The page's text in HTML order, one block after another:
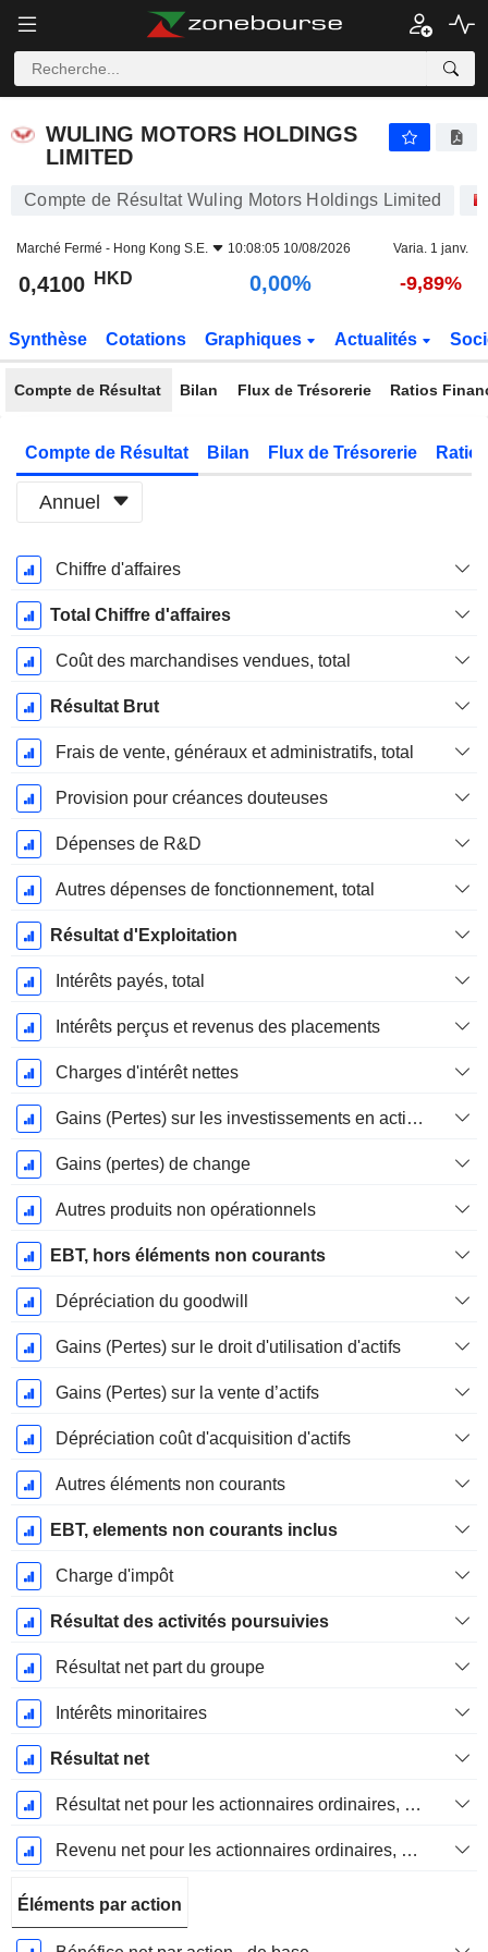
WULING MOTORS HOLDINGS
LIMITED
Compte de Résultat Wuling Motors Holdings Limited
Marché Fermé - Hong Kong S.E. 10:08:05 10/08/2026 Varia. 1 janv.
0,4100 HKD 0,00% -9,89%
Synthèse Cotations Graphiques Actualités
Compte de Résultat Bilan Flux de Trésorerie Ratios
Compte de Résultat Bilan Flux de Trésorerie
Annuel
Période
Fiscale:
Décembre
Chiffre d'affaires
Total Chiffre d'affaires
Coût des marchandises vendues, total
Résultat Brut
Frais de vente, généraux et administratifs, total
Provision pour créances douteuses
Dépenses de R&D
Autres dépenses de fonctionnement, total
Résultat d'Exploitation
Intérêts payés, total
Intérêts perçus et revenus des placements
Charges d'intérêt nettes
Gains (Pertes) sur les investissements en actions
Gains (pertes) de change
Autres produits non opérationnels
EBT, hors éléments non courants
Dépréciation du goodwill
Gains (Pertes) sur le droit d'utilisation d'actifs
Gains (Pertes) sur la vente d’actifs
Dépréciation coût d'acquisition d'actifs
Autres éléments non courants
EBT, elements non courants inclus
Charge d'impôt
Résultat des activités poursuivies
Résultat net part du groupe
Intérêts minoritaires
Résultat net
Résultat net pour les actionnaires ordinaires, éléments exceptionnels inclus.
Revenu net pour les actionnaires ordinaires, hors éléments exceptionnelsRésultat net pour les actionnaires ordinaires, éléments exceptionnels exclus.
Éléments par action